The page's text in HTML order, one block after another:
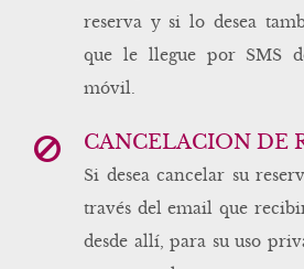
reserva y si lo desea
que le llegue por SMS
móvil.
CANCELACIÓN DE
Si desea cancelar su
través del email que
desde allí, para su uso